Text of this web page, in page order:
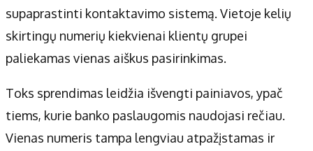
supaprastinti kontaktavimo sistemą. Vietoje kelių
skirtingų numerių kiekvienai klientų grupei
paliekamas vienas aiškus pasirinkimas.
Toks sprendimas leidžia išvengti painiavos, ypač
tiems, kurie banko paslaugomis naudojasi rečiau.
Vienas numeris tampa lengviau atpažįstamas ir